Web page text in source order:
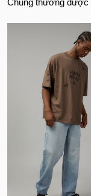
Chúng thường được